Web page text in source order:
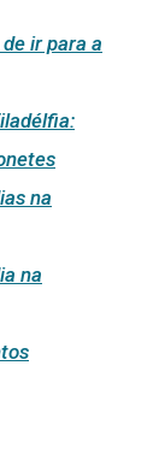
ir para a
na
na